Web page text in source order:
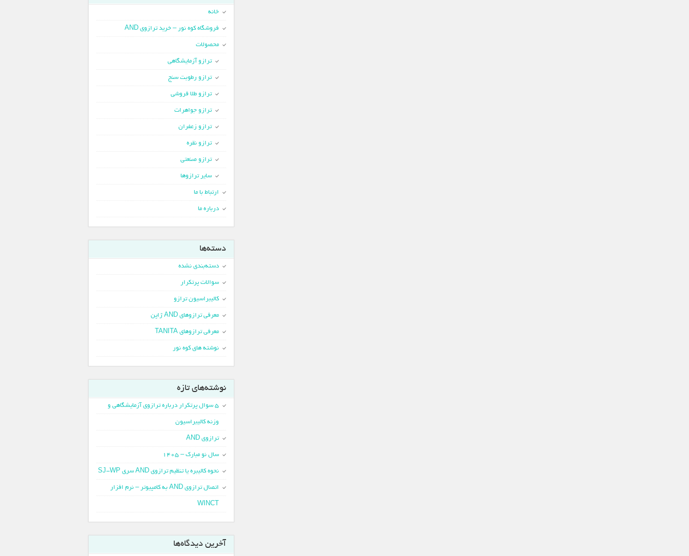
خانه
فروشگاه کوه نور – خرید ترازوی AND
محصولات
ترازو آزمایشگاهی
ترازو رطوبت سنج
ترازو طلا فروشی
ترازو جواهرات
ترازو زعفران
ترازو نقره
ترازو صنعتی
سایر ترازوها
ارتباط با ما
درباره ما
دسته‌ها
دسته‌بندی نشده
سوالات پرتکرار
کالیبراسیون ترازو
معرفی ترازوهای AND ژاپن
معرفی ترازوهای TANITA
نوشته های کوه نور
نوشته‌های تازه
5 سوال پرتکرار درباره ترازوی آزمایشگاهی و
وزنه کالیبراسیون
ترازوی AND
سال نو مبارک – 1405
نحوه کالیبره یا تنظیم ترازوی AND سری SJ-WP
اتصال ترازوی AND به کامپیوتر – نرم افزار
WINCT
آخرین دیدگاه‌ها